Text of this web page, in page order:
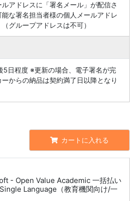
アドレスに「署名メール」が配信さ
な署名担当者様の個人メールアドレ
グループアドレスは不可）
日程度 ※更新の場合、電子署名が完
からの納品は契約満了日以降となり
カートに入れる
- Open Value Academic 一括払い
Language（教育機関向け/一